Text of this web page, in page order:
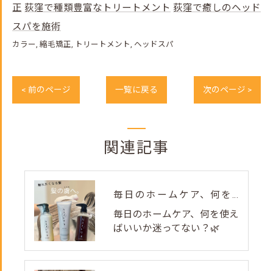
正 荻窪で種類豊富なトリートメント 荻窪で癒しのヘッド
スパを施術
カラー 縮毛矯正 トリートメント ヘッドスパ
< 前のページ 一覧に戻る 次のページ >
関連記事
毎日のホームケア、何を使えばいいか迷ってない？🌿
毎日のホームケア、何を使え
ばいいか迷ってない？🌿